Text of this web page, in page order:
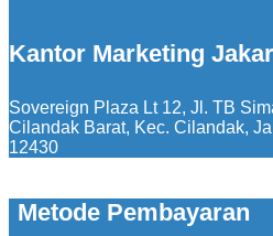
Kantor Marketing
Sovereign Plaza Lt 12, Jl. TB
Cilandak Barat, Kec. Cilandak,
12430
Metode Pembayaran